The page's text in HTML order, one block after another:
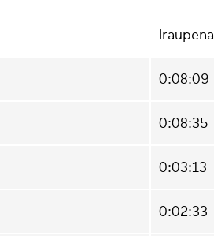
Iraupena
0:08:09
0:08:35
0:03:13
0:02:33